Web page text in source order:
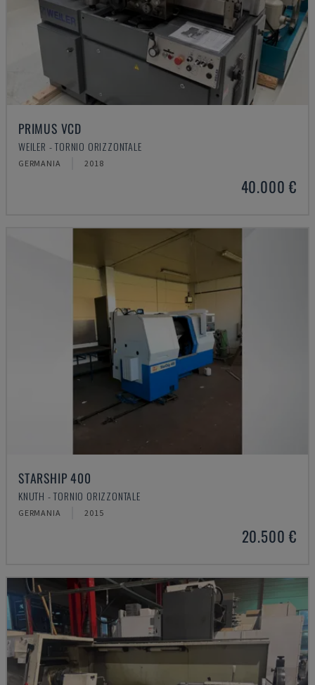
PRIMUS VCD
WEILER - TORNIO ORIZZONTALE
GERMANIA 2018
40.000 €
STARSHIP 400
KNUTH - TORNIO ORIZZONTALE
GERMANIA 2015
20.500 €